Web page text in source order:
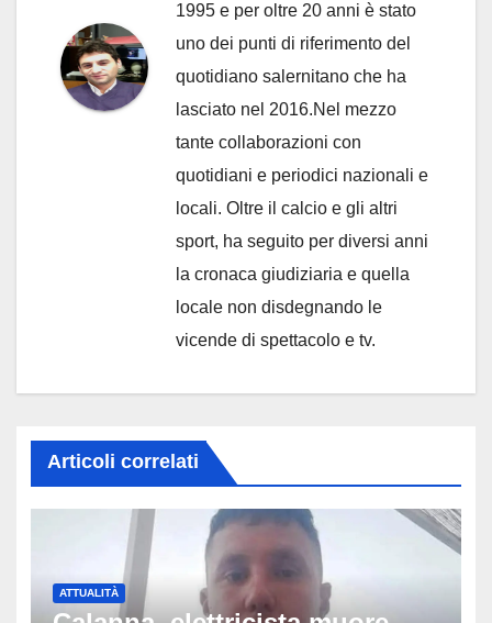
1995 e per oltre 20 anni è stato
uno dei punti di riferimento del
quotidiano salernitano che ha
lasciato nel 2016.Nel mezzo
tante collaborazioni con
quotidiani e periodici nazionali e
locali. Oltre il calcio e gli altri
sport, ha seguito per diversi anni
la cronaca giudiziaria e quella
locale non disdegnando le
vicende di spettacolo e tv.
Articoli correlati
ATTUALITÀ